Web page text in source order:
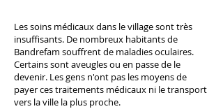
Les soins médicaux dans le village sont très
insuffisants. De nombreux habitants de
Bandrefam souffrent de maladies oculaires.
Certains sont aveugles ou en passe de le
devenir. Les gens n'ont pas les moyens de
payer ces traitements médicaux ni le transport
vers la ville la plus proche.